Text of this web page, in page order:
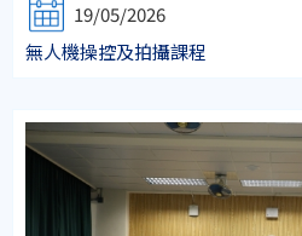
19/05/2026
無人機操控及拍攝課程